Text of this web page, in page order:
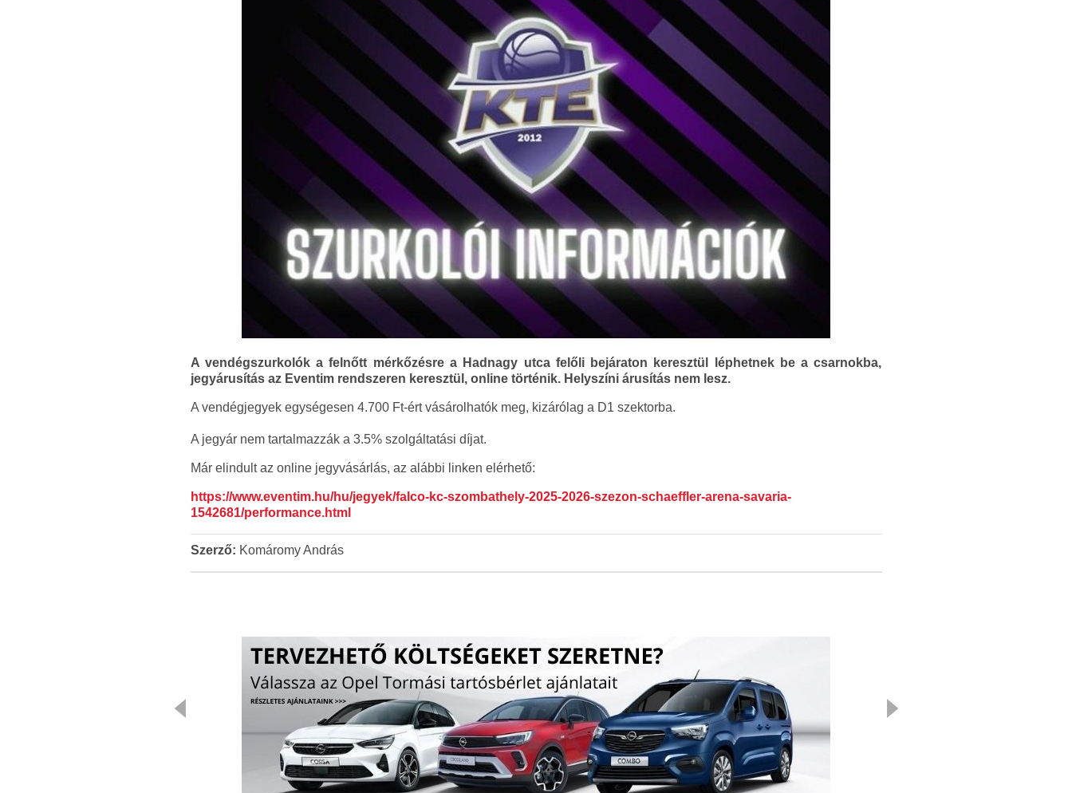
A vendégszurkolók a felnőtt mérkőzésre a Hadnagy utca felőli bejáraton keresztül léphetnek be a csarnokba,
jegyárusítás az Eventim rendszeren keresztül, online történik. Helyszíni árusítás nem lesz.
A vendégjegyek egységesen 4.700 Ft-ért vásárolhatók meg, kizárólag a D1 szektorba.
A jegyár nem tartalmazzák a 3.5% szolgáltatási díjat.
Már elindult az online jegyvásárlás, az alábbi linken elérhető:
https://www.eventim.hu/hu/jegyek/falco-kc-szombathely-2025-2026-szezon-schaeffler-arena-savaria-
1542681/performance.html
Szerző: Komáromy András